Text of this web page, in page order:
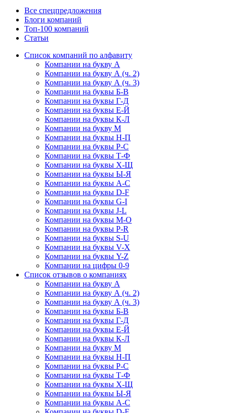
Все спецпредложения
Блоги компаний
Топ-100 компаний
Статьи
Список компаний по алфавиту
Компании на букву А
Компании на букву А (ч. 2)
Компании на букву А (ч. 3)
Компании на буквы Б-В
Компании на буквы Г-Д
Компании на буквы Е-Й
Компании на буквы К-Л
Компании на букву М
Компании на буквы Н-П
Компании на буквы Р-С
Компании на буквы Т-Ф
Компании на буквы Х-Щ
Компании на буквы Ы-Я
Компании на буквы A-C
Компании на буквы D-F
Компании на буквы G-I
Компании на буквы J-L
Компании на буквы M-O
Компании на буквы P-R
Компании на буквы S-U
Компании на буквы V-X
Компании на буквы Y-Z
Компании на цифры 0-9
Список отзывов о компаниях
Компании на букву А
Компании на букву А (ч. 2)
Компании на букву А (ч. 3)
Компании на буквы Б-В
Компании на буквы Г-Д
Компании на буквы Е-Й
Компании на буквы К-Л
Компании на букву М
Компании на буквы Н-П
Компании на буквы Р-С
Компании на буквы Т-Ф
Компании на буквы Х-Щ
Компании на буквы Ы-Я
Компании на буквы A-C